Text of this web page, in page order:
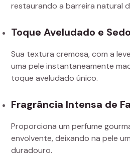
restaurando a barreira natural
Toque Aveludado e
Sua textura cremosa, com a
uma pele instantaneamente
toque aveludado único.
Fragrância Intensa de
Proporciona um perfume
envolvente, deixando na pele
duradouro.